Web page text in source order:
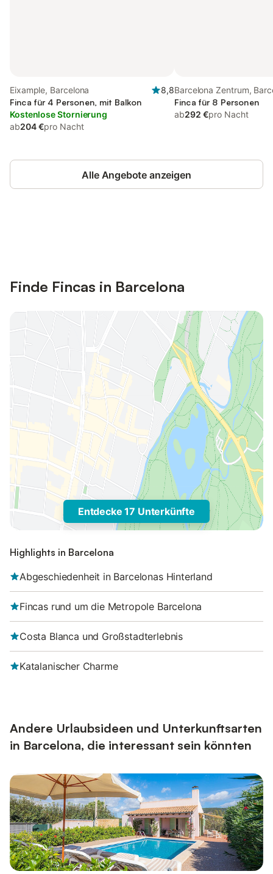
Eixample, Barcelona
8,8
Finca für 4 Personen, mit Balkon
Kostenlose Stornierung
ab204 €pro Nacht
Barcelona Zentrum,
Finca für 8 Personen
ab292 €pro Nacht
Alle Angebote anzeigen
Finde Fincas in Barcelona
Entdecke 17 Unterkünfte
Highlights in Barcelona
Abgeschiedenheit in Barcelonas Hinterland
Fincas rund um die Metropole Barcelona
Costa Blanca und Großstadterlebnis
Katalanischer Charme
Andere Urlaubsideen und Unterkunftsarten
in Barcelona, die interessant sein könnten